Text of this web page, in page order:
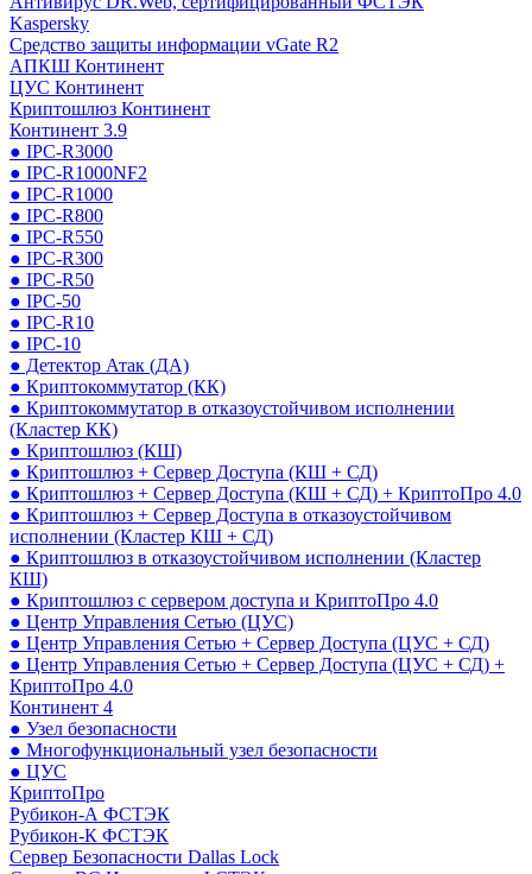
Kaspersky
Средство защиты информации vGate R2
АПКШ Континент
ЦУС Континент
Криптошлюз Континент
Континент 3.9
● IPC-R3000
● IPC-R1000NF2
● IPC-R1000
● IPC-R800
● IPC-R550
● IPC-R300
● IPC-R50
● IPC-50
● IPC-R10
● IPC-10
● Детектор Атак (ДА)
● Криптокоммутатор (КК)
● Криптокоммутатор в отказоустойчивом исполнении
(Кластер КК)
● Криптошлюз (КШ)
● Криптошлюз + Сервер Доступа (КШ + СД)
● Криптошлюз + Сервер Доступа (КШ + СД) + КриптоПро 4.0
● Криптошлюз + Сервер Доступа в отказоустойчивом
исполнении (Кластер КШ + СД)
● Криптошлюз в отказоустойчивом исполнении (Кластер
КШ)
● Криптошлюз с сервером доступа и КриптоПро 4.0
● Центр Управления Сетью (ЦУС)
● Центр Управления Сетью + Сервер Доступа (ЦУС + СД)
● Центр Управления Сетью + Сервер Доступа (ЦУС + СД) +
КриптоПро 4.0
Континент 4
● Узел безопасности
● Многофункциональный узел безопасности
● ЦУС
КриптоПро
Рубикон-А ФСТЭК
Рубикон-К ФСТЭК
Сервер Безопасности Dallas Lock